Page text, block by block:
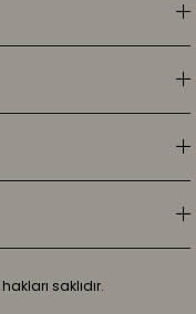
saklıdır.